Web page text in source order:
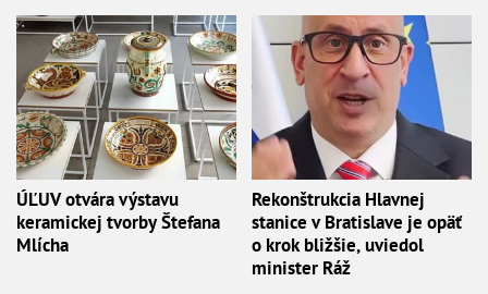
ÚĽUV otvára výstavu
keramickej tvorby Štefana
Mlícha
Rekonštrukcia Hlavnej
stanice v Bratislave je opäť
o krok bližšie, uviedol
minister Ráž